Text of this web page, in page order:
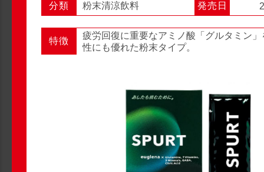
OTC新商品レポート 店頭観察
分類 粉末清涼飲料 発売日
特徴
疲労回復に重要なアミノ酸「グルタミン
性にも優れた粉末タイプ。